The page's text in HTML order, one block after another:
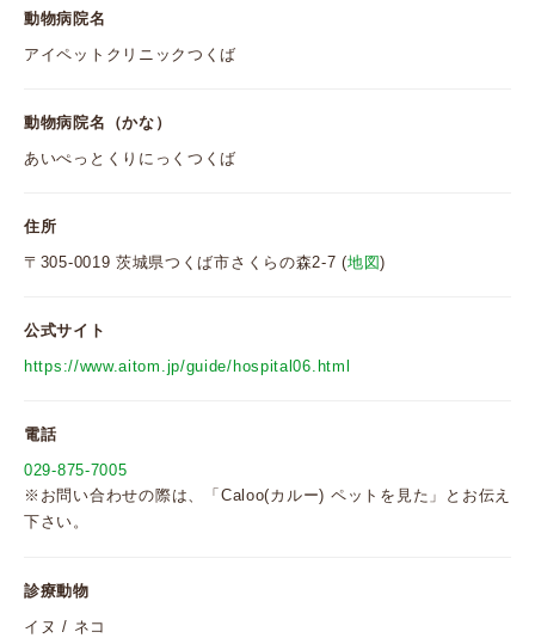
動物病院名
アイペットクリニックつくば
動物病院名（かな）
あいぺっとくりにっくつくば
住所
〒305-0019 茨城県つくば市さくらの森2-7 (地図)
公式サイト
https://www.aitom.jp/guide/hospital06.html
電話
029-875-7005
※お問い合わせの際は、「Caloo(カルー) ペットを見た」とお伝え
下さい。
診療動物
イヌ / ネコ